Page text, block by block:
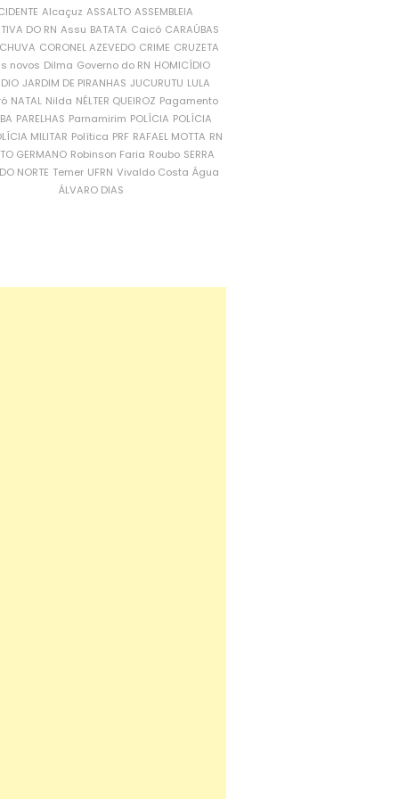
Alcaçuz ASSALTO ASSEMBLEIA
DO RN Assu BATATA Caicó CARAÚBAS
CORONEL AZEVEDO CRIME CRUZETA
novos Dilma Governo do RN HOMICÍDIO
JARDIM DE PIRANHAS JUCURUTU LULA
NATAL Nilda NÉLTER QUEIROZ Pagamento
PARELHAS Parnamirim POLÍCIA POLÍCIA
MILITAR Política PRF RAFAEL MOTTA RN
GERMANO Robinson Faria Roubo SERRA
NORTE Temer UFRN Vivaldo Costa Água
ÁLVARO DIAS